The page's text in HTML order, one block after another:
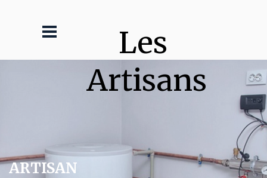
Les
Artisans
ARTISAN